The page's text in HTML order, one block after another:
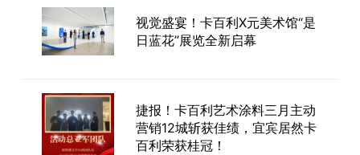
视觉盛宴！卡百利X元美术馆“是
日蓝花”展览全新启幕
捷报！卡百利艺术涂料三月主动
营销12城斩获佳绩，宜宾居然卡
百利荣获桂冠！